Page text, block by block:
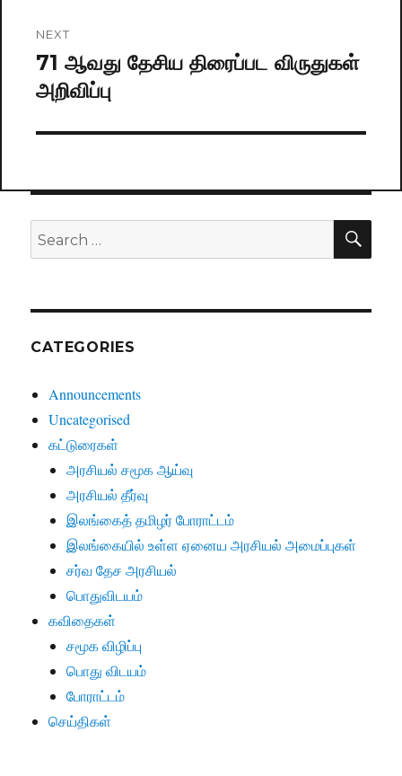
NEXT
Next
post:
71 ஆவது தேசிய திரைப்பட விருதுகள்
அறிவிப்பு
Search
for:
CATEGORIES
Announcements
Uncategorised
கட்டுரைகள்
அரசியல் சமூக ஆய்வு
அரசியல் தீர்வு
இலங்கைத் தமிழர் போராட்டம்
இலங்கையில் உள்ள ஏனைய அரசியல் அமைப்புகள்
சர்வ தேச அரசியல்
பொதுவிடயம்
கவிதைகள்
சமூக விழிப்பு
பொது விடயம்
போராட்டம்
செய்திகள்